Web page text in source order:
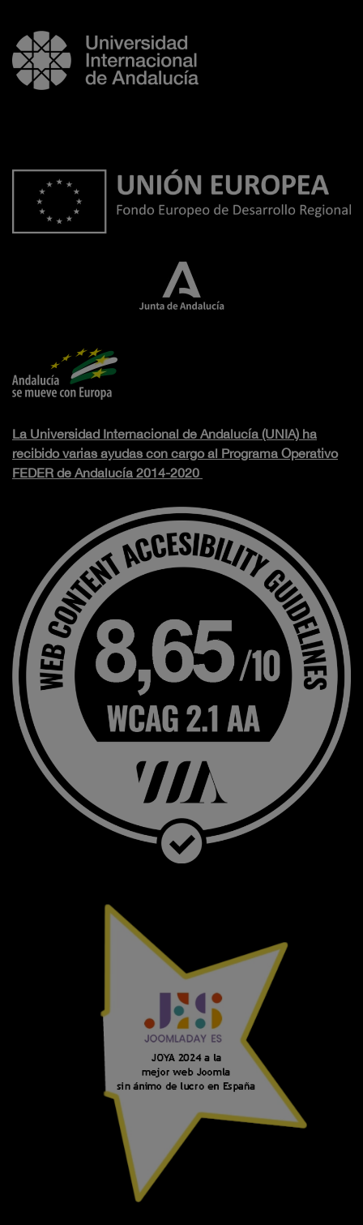
La Universidad Internacional de Andalucía (UNIA) ha
recibido varias ayudas con cargo al Programa Operativo
FEDER de Andalucía 2014-2020